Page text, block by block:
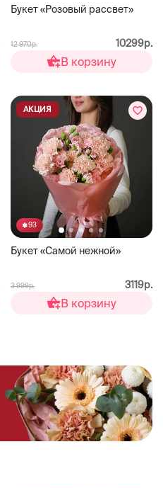
Букет «Розовый рассвет»
12 970р. 10299р.
В корзину
93
Букет «Самой нежной»
АКЦИЯ
3 999р. 3119р.
В корзину